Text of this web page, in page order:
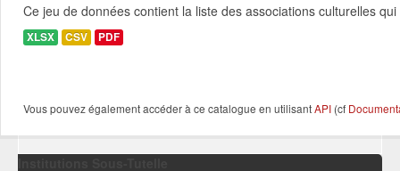
Ce jeu de données contient la liste des associations culturelles
XLSX CSV PDF
Vous pouvez également accéder à ce catalogue en utilisantAPI (cf